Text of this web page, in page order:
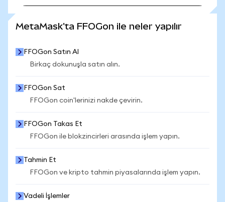
MetaMask'ta FFOGon ile neler yapılır
FFOGon Satın Al
Birkaç dokunuşla satın alın.
FFOGon Sat
FFOGon coin'lerinizi nakde çevirin.
FFOGon Takas Et
FFOGon ile blokzincirleri arasında işlem yapın.
Tahmin Et
FFOGon ve kripto tahmin piyasalarında işlem yapın.
Vadeli İşlemler